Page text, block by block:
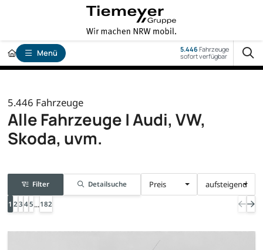
Menü 5.446Fahrzeuge
sofort verfügbar
5.446 Fahrzeuge
Alle Fahrzeuge | Audi, VW,
Skoda, uvm.
Filter Detailsuche Preis aufsteigend
1 2 3 45 ...182